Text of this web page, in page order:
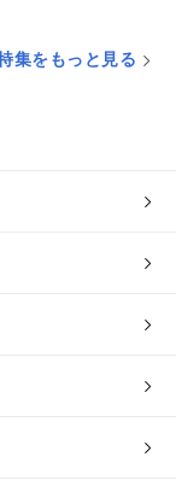
集をもっと見る